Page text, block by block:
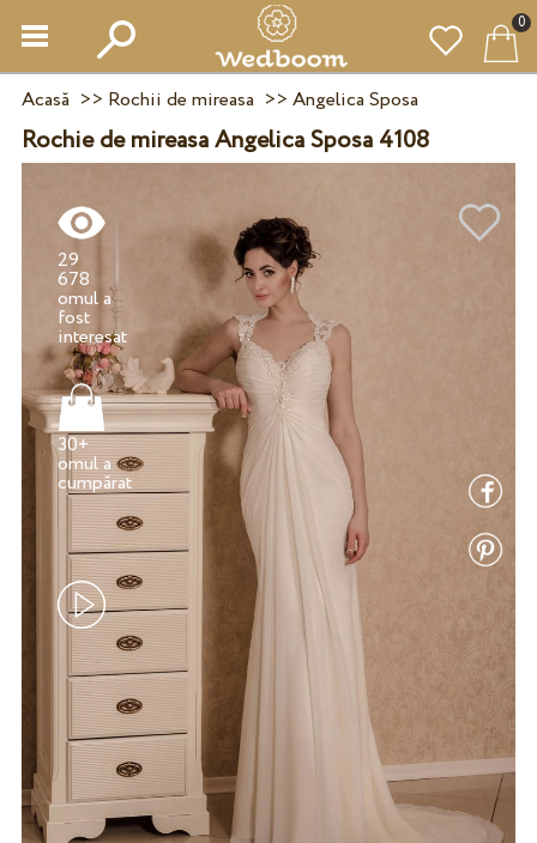
0
Acasă >> Rochii de mireasa >> Angelica Sposa
Rochie de mireasa Angelica Sposa 4108
29
678
omul a
fost
30+
omul a
cumpărat